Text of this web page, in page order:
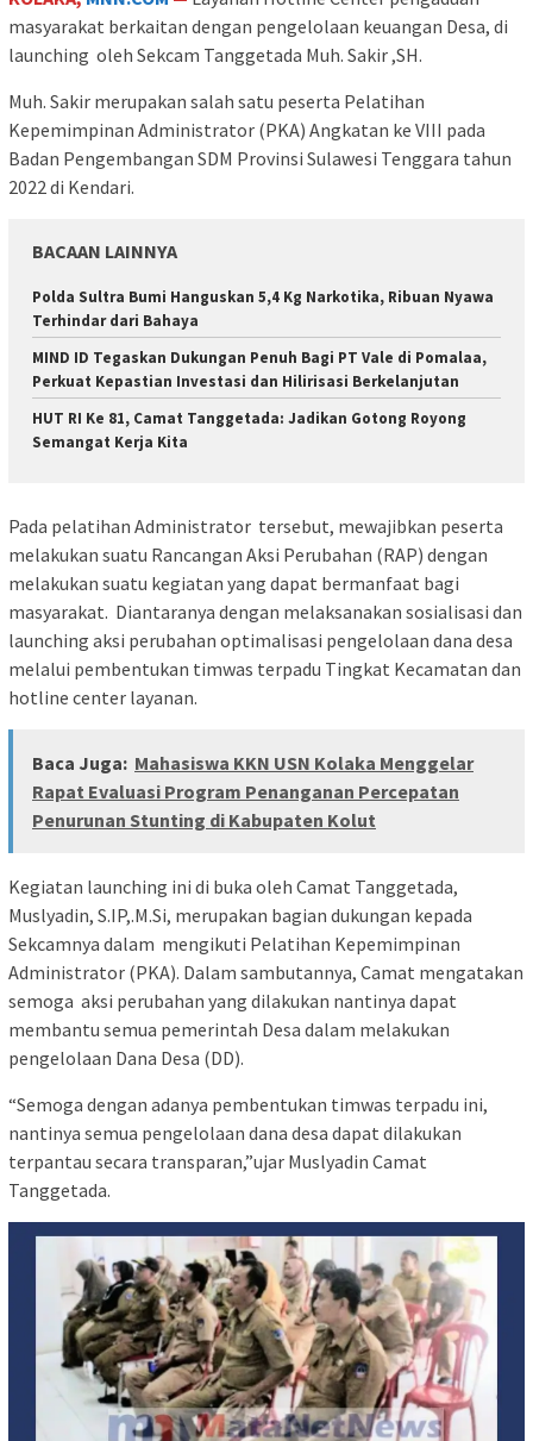
masyarakat berkaitan dengan pengelolaan keuangan Desa, di
launching oleh Sekcam Tanggetada Muh. Sakir ,SH.
Muh. Sakir merupakan salah satu peserta Pelatihan
Kepemimpinan Administrator (PKA) Angkatan ke VIII pada
Badan Pengembangan SDM Provinsi Sulawesi Tenggara tahun
2022 di Kendari.
BACAAN LAINNYA
Polda Sultra Bumi Hanguskan 5,4 Kg Narkotika, Ribuan Nyawa
Terhindar dari Bahaya
MIND ID Tegaskan Dukungan Penuh Bagi PT Vale di Pomalaa,
Perkuat Kepastian Investasi dan Hilirisasi Berkelanjutan
HUT RI Ke 81, Camat Tanggetada: Jadikan Gotong Royong
Semangat Kerja Kita
Pada pelatihan Administrator tersebut, mewajibkan peserta
melakukan suatu Rancangan Aksi Perubahan (RAP) dengan
melakukan suatu kegiatan yang dapat bermanfaat bagi
masyarakat. Diantaranya dengan melaksanakan sosialisasi dan
launching aksi perubahan optimalisasi pengelolaan dana desa
melalui pembentukan timwas terpadu Tingkat Kecamatan dan
hotline center layanan.
Baca Juga: Mahasiswa KKN USN Kolaka Menggelar
Rapat Evaluasi Program Penanganan Percepatan
Penurunan Stunting di Kabupaten Kolut
Kegiatan launching ini di buka oleh Camat Tanggetada,
Muslyadin, S.IP,.M.Si, merupakan bagian dukungan kepada
Sekcamnya dalam mengikuti Pelatihan Kepemimpinan
Administrator (PKA). Dalam sambutannya, Camat mengatakan
semoga aksi perubahan yang dilakukan nantinya dapat
membantu semua pemerintah Desa dalam melakukan
pengelolaan Dana Desa (DD).
“Semoga dengan adanya pembentukan timwas terpadu ini,
nantinya semua pengelolaan dana desa dapat dilakukan
terpantau secara transparan,”ujar Muslyadin Camat
Tanggetada.